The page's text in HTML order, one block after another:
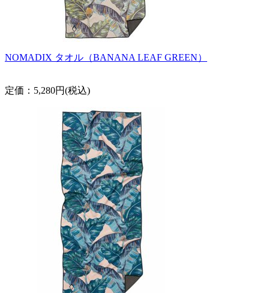
NOMADIX タオル（BANANA LEAF GREEN）
定価：5,280円(税込)